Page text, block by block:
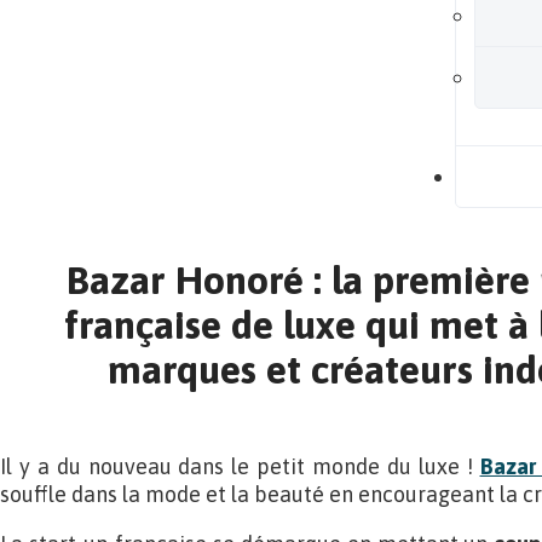
Bazar Honoré : la
française de luxe qui met à
marques et créateurs
Il y a du nouveau dans le petit monde du luxe !
souffle dans la mode et la beauté en encourageant la